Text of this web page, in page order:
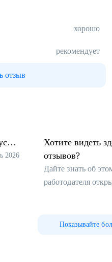
хорошо
рекомендует
отзыв
2026
Хотите видеть
отзывов?
Дайте знать об
работодателя
Показывайте